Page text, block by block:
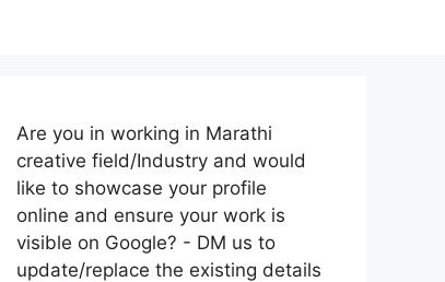
Are you in working in Marathi
creative field/Industry and would
like to showcase your profile
online and ensure your work is
visible on Google? - DM us to
update/replace the existing details